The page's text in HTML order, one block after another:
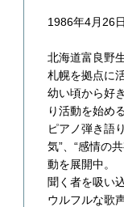
1986年4月26
北海道富良野
札幌を拠点に
幼い頃から好
り活動を始める
ピアノ弾き語
気”、“感情の
動を展開中。
聞く者を吸い
ウルフルな歌